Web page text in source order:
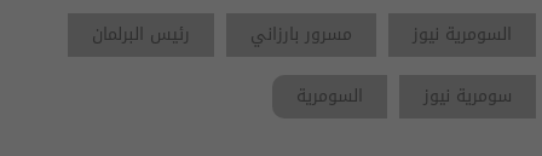
السومرية نيوز
مسرور بارزاني
رئيس البرلمان
سومرية نيوز
السومرية